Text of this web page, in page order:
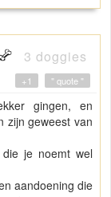
3 doggies
" quote "
+1
gingen, en
zijn geweest van
je noemt wel
aandoening die